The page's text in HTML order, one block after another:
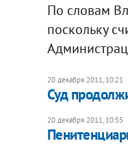
По словам
поскольку
20 декабря 2011, 10:21
Суд
20 декабря 2011, 10:55